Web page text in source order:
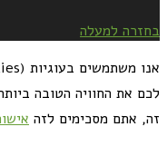
בחזרה למעלה
לכם את החוויה הטובה
זה, אתם מסכימים לזה